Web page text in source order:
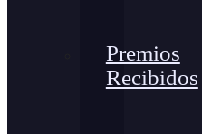
Premios
Recibidos